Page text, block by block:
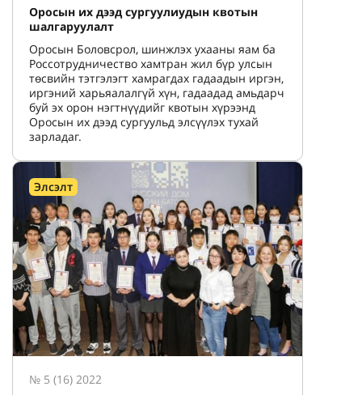
Оросын их дээд сургуулиудын квотын
шалгаруулалт
Оросын Боловсрол, шинжлэх ухааны яам ба
Россотрудничество хамтран жил бүр улсын
төсвийн тэтгэлэгт хамрагдах гадаадын иргэн,
иргэний харьяалалгүй хүн, гадаадад амьдарч
буй эх орон нэгтнүүдийг квотын хүрээнд
Оросын их дээд сургуульд элсүүлэх тухай
зарладаг.
Элсэлт
№ 5 (16) 2022